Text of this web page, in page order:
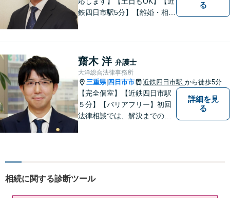
鉄四日市駅5分】【離婚・相続
刑事事件全般】双方ともに納
得する解決を目指します【交
通事故】示談金の増額に向け
尽力
る
齋木 洋 弁護士
大洋総合法律事務所
三重県| 四日市市 近鉄四日市駅 から徒歩5分
【完全個室】【近鉄四日市駅
５分】【バリアフリー】初回
法律相談では、解決までの流
企業法務・顧問弁護士
詳細を見
る
相続に関する診断ツール